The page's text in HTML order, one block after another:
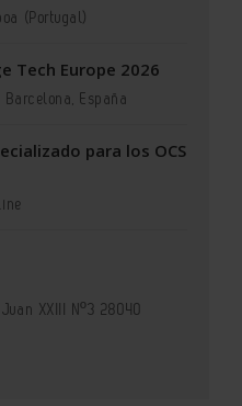
(Portugal)
Tech Europe 2026
Barcelona, España
para los OCS
XXIII Nº3 28040